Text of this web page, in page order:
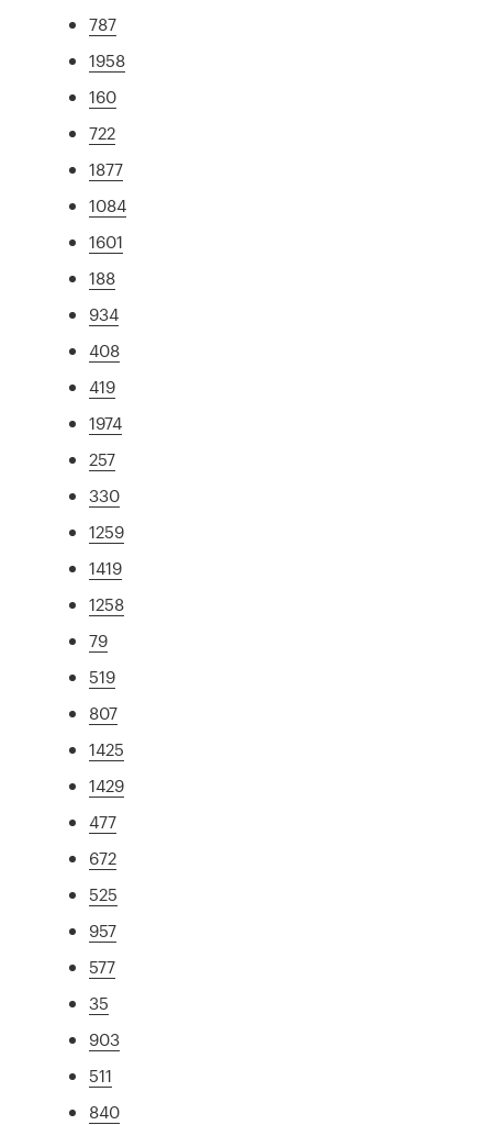
787
1958
160
722
1877
1084
1601
188
934
408
419
1974
257
330
1259
1419
1258
79
519
807
1425
1429
477
672
525
957
577
35
903
511
840